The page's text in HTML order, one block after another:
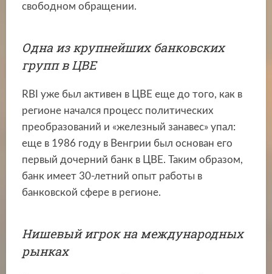
свободном обращении.
Одна из крупнейших банковских
групп в ЦВЕ
RBI уже был активен в ЦВЕ еще до того, как в
регионе начался процесс политических
преобразований и «железный занавес» упал:
еще в 1986 году в Венгрии был основан его
первый дочерний банк в ЦВЕ. Таким образом,
банк имеет 30-летний опыт работы в
банковской сфере в регионе.
Нишевый игрок на международных
рынках